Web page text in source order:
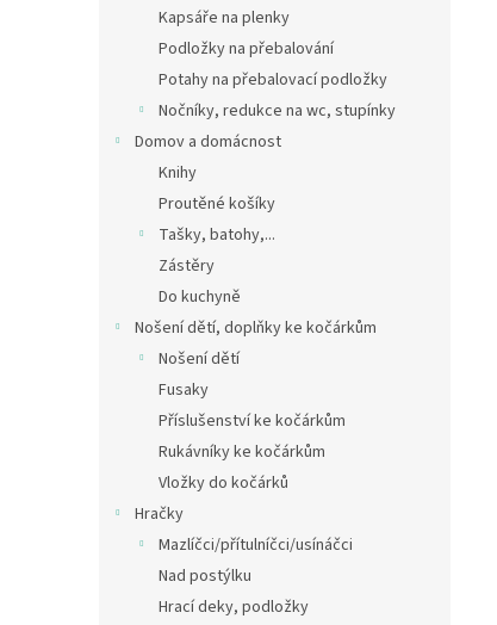
Kapsáře na plenky
Podložky na přebalování
Potahy na přebalovací podložky
Nočníky, redukce na wc, stupínky
Domov a domácnost
Knihy
Proutěné košíky
Tašky, batohy,...
Zástěry
Do kuchyně
Nošení dětí, doplňky ke kočárkům
Nošení dětí
Fusaky
Příslušenství ke kočárkům
Rukávníky ke kočárkům
Vložky do kočárků
Hračky
Mazlíčci/přítulníčci/usínáčci
Nad postýlku
Hrací deky, podložky